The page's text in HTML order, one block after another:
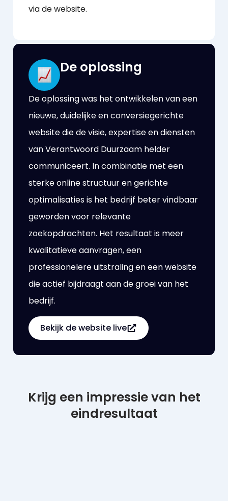
via de website.
De oplossing
De oplossing was het ontwikkelen van een
nieuwe, duidelijke en conversiegerichte
website die de visie, expertise en diensten
van Verantwoord Duurzaam helder
communiceert. In combinatie met een
sterke online structuur en gerichte
optimalisaties is het bedrijf beter vindbaar
geworden voor relevante
zoekopdrachten. Het resultaat is meer
kwalitatieve aanvragen, een
professionelere uitstraling en een website
die actief bijdraagt aan de groei van het
bedrijf.
Bekijk de website live
Krijg een impressie van het
eindresultaat